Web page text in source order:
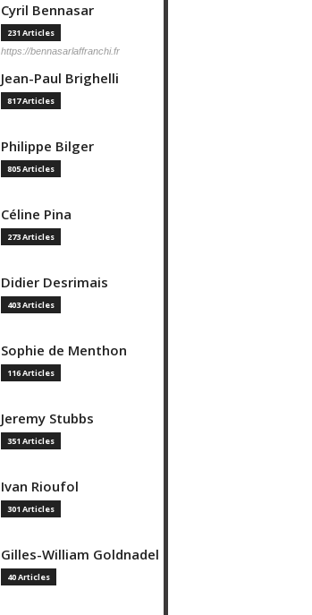
Cyril Bennasar
231 Articles
https://bennasarlaffranchi.fr
Jean-Paul Brighelli
817 Articles
Philippe Bilger
805 Articles
Céline Pina
273 Articles
Didier Desrimais
403 Articles
Sophie de Menthon
116 Articles
Jeremy Stubbs
351 Articles
Ivan Rioufol
301 Articles
Gilles-William Goldnadel
40 Articles